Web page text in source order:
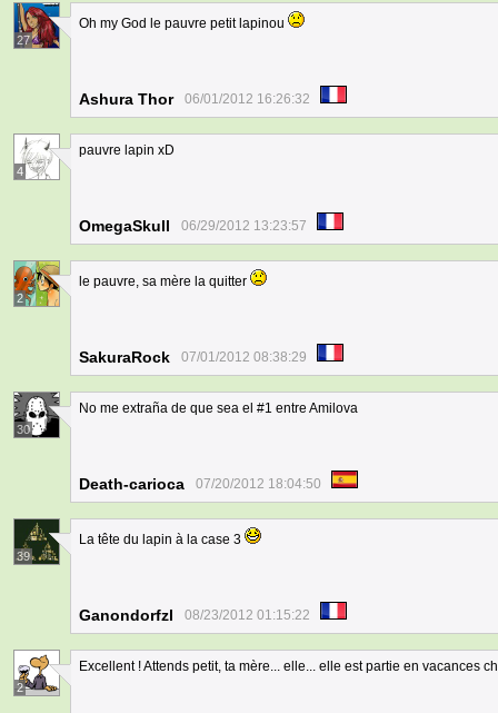
27
Oh my God le pauvre petit lapinou
Ashura Thor 06/01/2012 16:26:32
4
pauvre lapin xD
OmegaSkull 06/29/2012 13:23:57
2
le pauvre, sa mère la quitter
SakuraRock 07/01/2012 08:38:29
30
No me extraña de que sea el #1 entre Amilova
Death-carioca 07/20/2012 18:04:50
39
La tête du lapin à la case 3
Ganondorfzl 08/23/2012 01:15:22
2
Excellent ! Attends petit, ta mère... elle... elle est partie en vacances